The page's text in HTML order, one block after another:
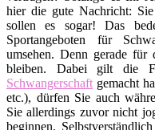
hier die gute Nachricht:
sollen es sogar! Das
Sportangeboten für
umsehen. Denn gerade für
bleiben. Dabei gilt die
Schwangerschaft gemacht
etc.), dürfen Sie auch
Sie allerdings zuvor nicht
beginnen.